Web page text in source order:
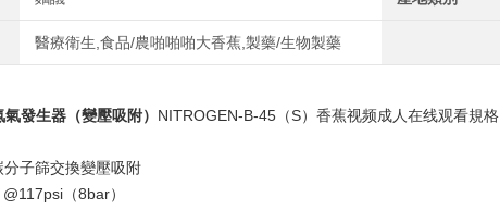
醫療衛生,食品/農啪啪啪大香蕉,製藥/生物製藥
發生器（變壓吸附） NITROGEN-B-45（S）香蕉视频成人在线观看規格
子篩交換變壓吸附
（8bar）